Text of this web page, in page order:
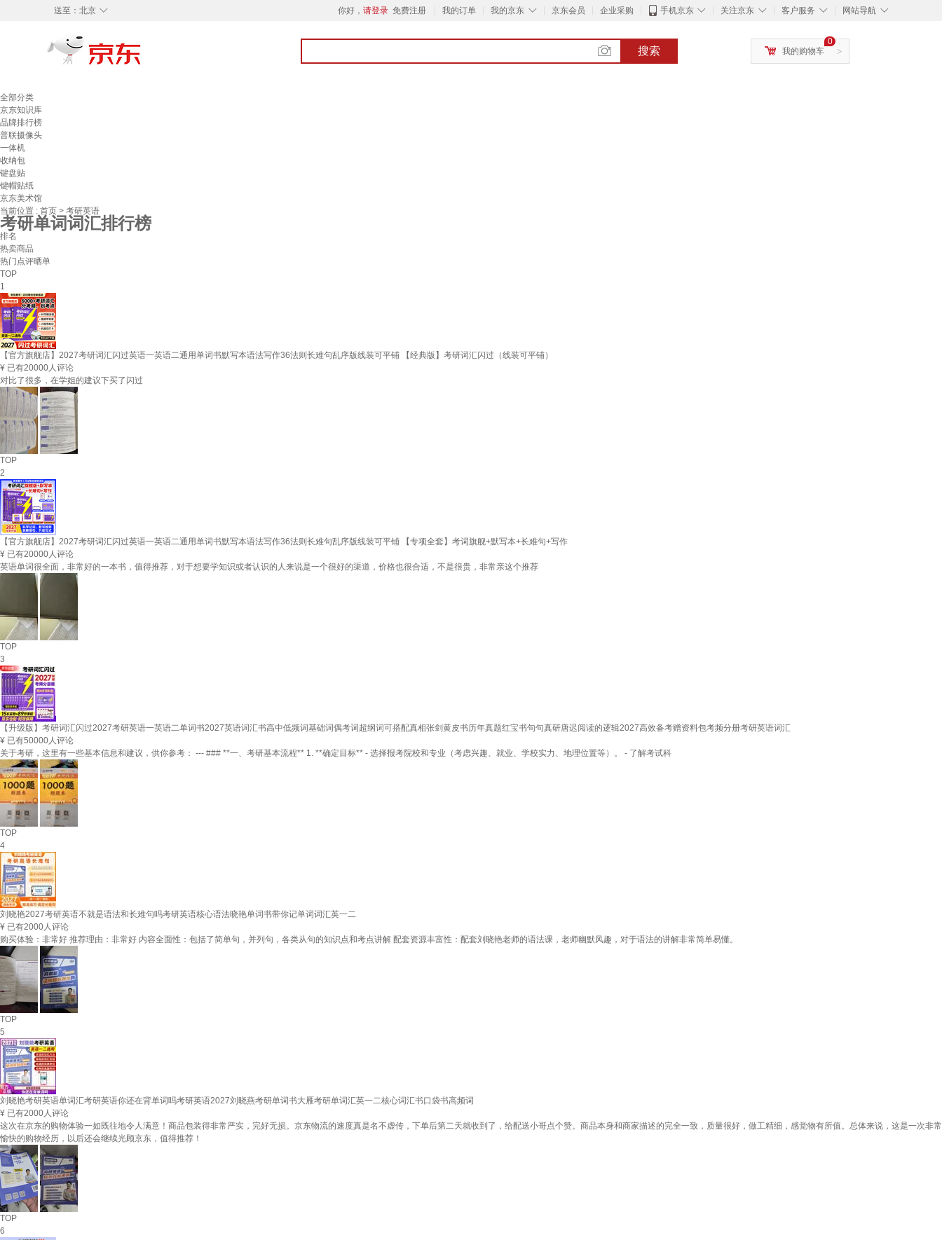
◇
送至： 北京 你好， 请登录 免费注册 我的订单 ◇
我的京东 京东会员 企业采购 ◇
手机京东 ◇
关注京东 ◇
客户服务 ◇
网站导航
搜索 >
0
我的购物车
全部分类
京东知识库
品牌排行榜
普联摄像头
一体机
收纳包
键盘贴
键帽贴纸
京东美术馆
当前位置 : 首页 > 考研英语
考研单词词汇排行榜
排名
热卖商品
热门点评晒单
TOP
1
【官方旗舰店】2027考研词汇闪过英语一英语二通用单词书默写本语法写作36法则长难句乱序版线装可平铺 【经典版】考研词汇闪过（线装可平铺）
¥ 已有20000人评论
对比了很多，在学姐的建议下买了闪过
TOP
2
【官方旗舰店】2027考研词汇闪过英语一英语二通用单词书默写本语法写作36法则长难句乱序版线装可平铺 【专项全套】考词旗舰+默写本+长难句+写作
¥ 已有20000人评论
英语单词很全面，非常好的一本书，值得推荐，对于想要学知识或者认识的人来说是一个很好的渠道，价格也很合适，不是很贵，非常亲这个推荐
TOP
3
【升级版】考研词汇闪过2027考研英语一英语二单词书2027英语词汇书高中低频词基础词偶考词超纲词可搭配真相张剑黄皮书历年真题红宝书句句真研唐迟阅读的逻辑2027高效备考赠资料包考频分册考研英语词汇
¥ 已有50000人评论
关于考研，这里有一些基本信息和建议，供你参考： --- ### **一、考研基本流程** 1. **确定目标** - 选择报考院校和专业（考虑兴趣、就业、学校实力、地理位置等）。 - 了解考试科
TOP
4
刘晓艳2027考研英语不就是语法和长难句吗考研英语核心语法晓艳单词书带你记单词词汇英一二
¥ 已有2000人评论
购买体验：非常好 推荐理由：非常好 内容全面性：包括了简单句，并列句，各类从句的知识点和考点讲解 配套资源丰富性：配套刘晓艳老师的语法课，老师幽默风趣，对于语法的讲解非常简单易懂。
TOP
5
刘晓艳考研英语单词汇考研英语你还在背单词吗考研英语2027刘晓燕考研单词书大雁考研单词汇英一二核心词汇书口袋书高频词
¥ 已有2000人评论
这次在京东的购物体验一如既往地令人满意！商品包装得非常严实，完好无损。京东物流的速度真是名不虚传，下单后第二天就收到了，给配送小哥点个赞。商品本身和商家描述的完全一致，质量很好，做工精细，感觉物有所值。总体来说，这是一次非常
愉快的购物经历，以后还会继续光顾京东，值得推荐！
TOP
6